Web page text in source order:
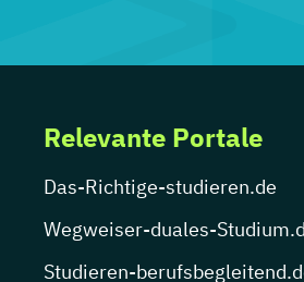
Relevante Portale
Das-Richtige-studieren.de
Wegweiser-duales-
Studieren-